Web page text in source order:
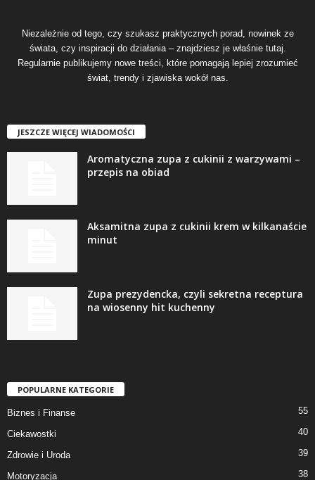
Niezależnie od tego, czy szukasz praktycznych porad, nowinek ze
świata, czy inspiracji do działania – znajdziesz je właśnie tutaj.
Regularnie publikujemy nowe treści, które pomagają lepiej zrozumieć
świat, trendy i zjawiska wokół nas.
JESZCZE WIĘCEJ WIADOMOŚCI
Aromatyczna zupa z cukinii z warzywami –
przepis na obiad
Aksamitna zupa z cukinii krem w kilkanaście
minut
Zupa prezydencka, czyli sekretna receptura
na wiosenny hit kuchenny
POPULARNE KATEGORIE
Biznes i Finanse 55
Ciekawostki 40
Zdrowie i Uroda 39
Motoryzacja 38